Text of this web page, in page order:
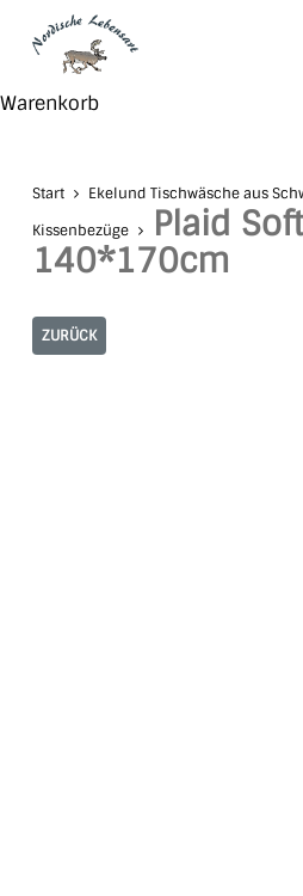
content
WarenkorbClose
Start Ekelund Tischwäsche aus
Kissenbezüge
Plaid Soft
140*170cm
ZURÜCK